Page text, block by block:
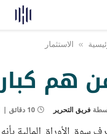
» الاستثمار
هم
فريق التحرير 10 دقائق